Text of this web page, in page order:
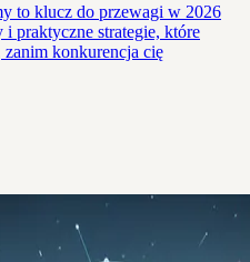
to klucz do przewagi w 2026
praktyczne strategie, które
konkurencja cię